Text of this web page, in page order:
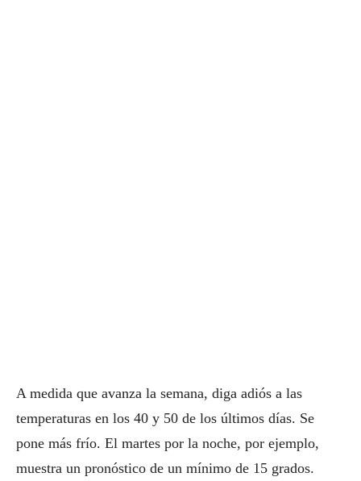
A medida que avanza la semana, diga adiós a las
temperaturas en los 40 y 50 de los últimos días. Se
pone más frío. El martes por la noche, por ejemplo,
muestra un pronóstico de un mínimo de 15 grados.